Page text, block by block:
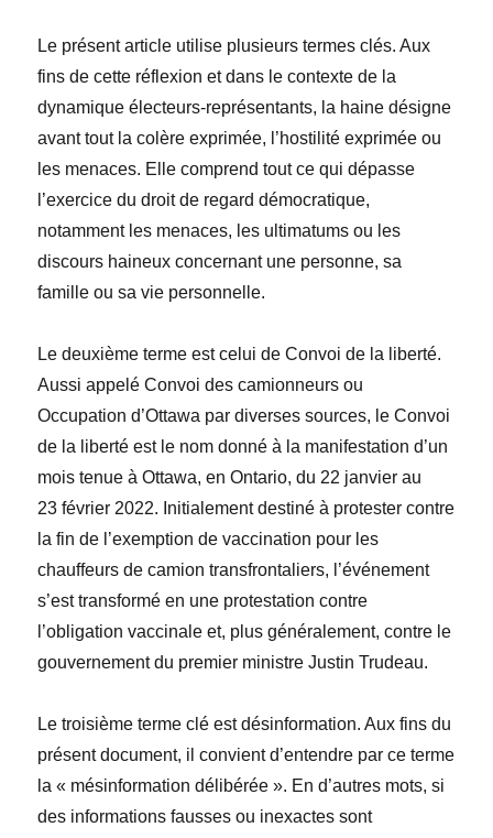
Le présent article utilise plusieurs termes clés. Aux
fins de cette réflexion et dans le contexte de la
dynamique électeurs-représentants, la hainedésigne
avant tout la colère exprimée, l’hostilité exprimée ou
les menaces. Elle comprend tout ce quidépasse
l’exercice du droit de regard démocratique,
notamment les menaces, les ultimatums ou les
discours haineux concernant une personne, sa
famille ou sa vie personnelle.
Le deuxième terme est celui deConvoi de la liberté.
Aussi appeléConvoi des camionneursou
Occupation d’Ottawa par diverses sources, le Convoi
de la liberté est le nom donné à la manifestation d’un
mois tenue à Ottawa, en Ontario, du 22 janvier au
23 février 2022. Initialement destiné à protester contre
la fin de l’exemption de vaccination pour les
chauffeurs de camion transfrontaliers, l’événement
s’est transformé en une protestation contre
l’obligation vaccinale et, plus généralement, contre le
gouvernement du premier ministre Justin Trudeau.
Le troisième terme clé estdésinformation. Aux fins du
présent document, il convient d’entendre par ce terme
la « mésinformation délibérée ». En d’autres mots, si
des informations fausses ou inexactes sont